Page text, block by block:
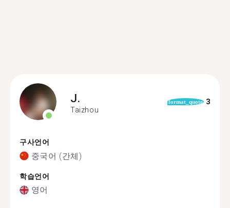
J.
Taizhou
format_quote 3
구사언어
중국어 (간체)
학습언어
영어